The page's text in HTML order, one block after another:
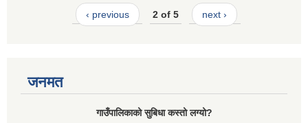
‹ previous 2 of 5 next ›
जनमत
गाउँपालिकाको सुबिधा कस्तो लग्यो?